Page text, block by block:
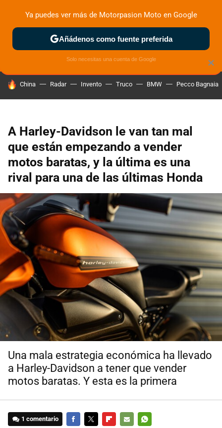
ZONA DE PRUEBAS DEPORTIVAS MOTOS ELÉCTRICAS
HOY SE HABLA DE
China Radar Invento Truco BMW Pecco Bagnaia
A Harley-Davidson le van tan mal
que están empezando a vender
motos baratas, y la última es una
rival para una de las últimas Honda
Una mala estrategia económica ha llevado
a Harley-Davidson a tener que vender
motos baratas. Y esta es la primera
1 comentario
×
Ya puedes ver más de Motorpasion Moto en Google
Añádenos como fuente preferida
Solo necesitas una cuenta de Google